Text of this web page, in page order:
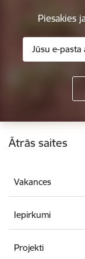
Piesakies
Kājene
Ātrās saites
Vakances
Iepirkumi
Projekti